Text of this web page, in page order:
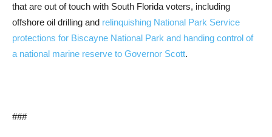
that are out of touch with South Florida voters, including
offshore oil drilling and relinquishing National Park Service
protections for Biscayne National Park and handing control of
a national marine reserve to Governor Scott.
###